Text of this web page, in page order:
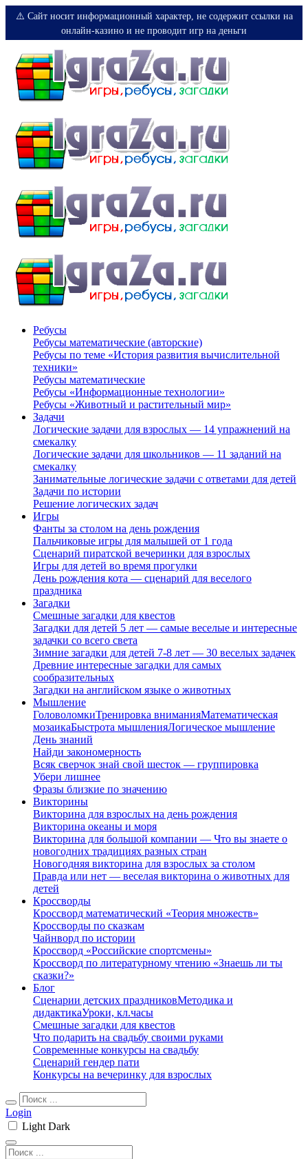
⚠️ Сайт носит информационный характер, не содержит ссылки на
онлайн-казино и не проводит игр на деньги
Ребусы
Ребусы математические (авторские)
Ребусы по теме «История развития вычислительной
техники»
Ребусы математические
Ребусы «Информационные технологии»
Ребусы «Животный и растительный мир»
Задачи
Логические задачи для взрослых — 14 упражнений на
смекалку
Логические задачи для школьников — 11 заданий на
смекалку
Занимательные логические задачи с ответами для детей
Задачи по истории
Решение логических задач
Игры
Фанты за столом на день рождения
Пальчиковые игры для малышей от 1 года
Сценарий пиратской вечеринки для взрослых
Игры для детей во время прогулки
День рождения кота — сценарий для веселого
праздника
Загадки
Смешные загадки для квестов
Загадки для детей 5 лет — самые веселые и интересные
задачки со всего света
Зимние загадки для детей 7-8 лет — 30 веселых задачек
Древние интересные загадки для самых
сообразительных
Загадки на английском языке о животных
Мышление
ГоловоломкиТренировка вниманияМатематическая
мозаикаБыстрота мышленияЛогическое мышление
День знаний
Найди закономерность
Всяк сверчок знай свой шесток — группировка
Убери лишнее
Фразы близкие по значению
Викторины
Викторина для взрослых на день рождения
Викторина океаны и моря
Викторина для большой компании — Что вы знаете о
новогодних традициях разных стран
Новогодняя викторина для взрослых за столом
Правда или нет — веселая викторина о животных для
детей
Кроссворды
Кроссворд математический «Теория множеств»
Кроссворды по сказкам
Чайнворд по истории
Кроссворд «Российские спортсмены»
Кроссворд по литературному чтению «Знаешь ли ты
сказки?»
Блог
Сценарии детских праздниковМетодика и
дидактикаУроки, кл.часы
Смешные загадки для квестов
Что подарить на свадьбу своими руками
Современные конкурсы на свадьбу
Сценарий гендер пати
Конкурсы на вечеринку для взрослых
Login
Light Dark